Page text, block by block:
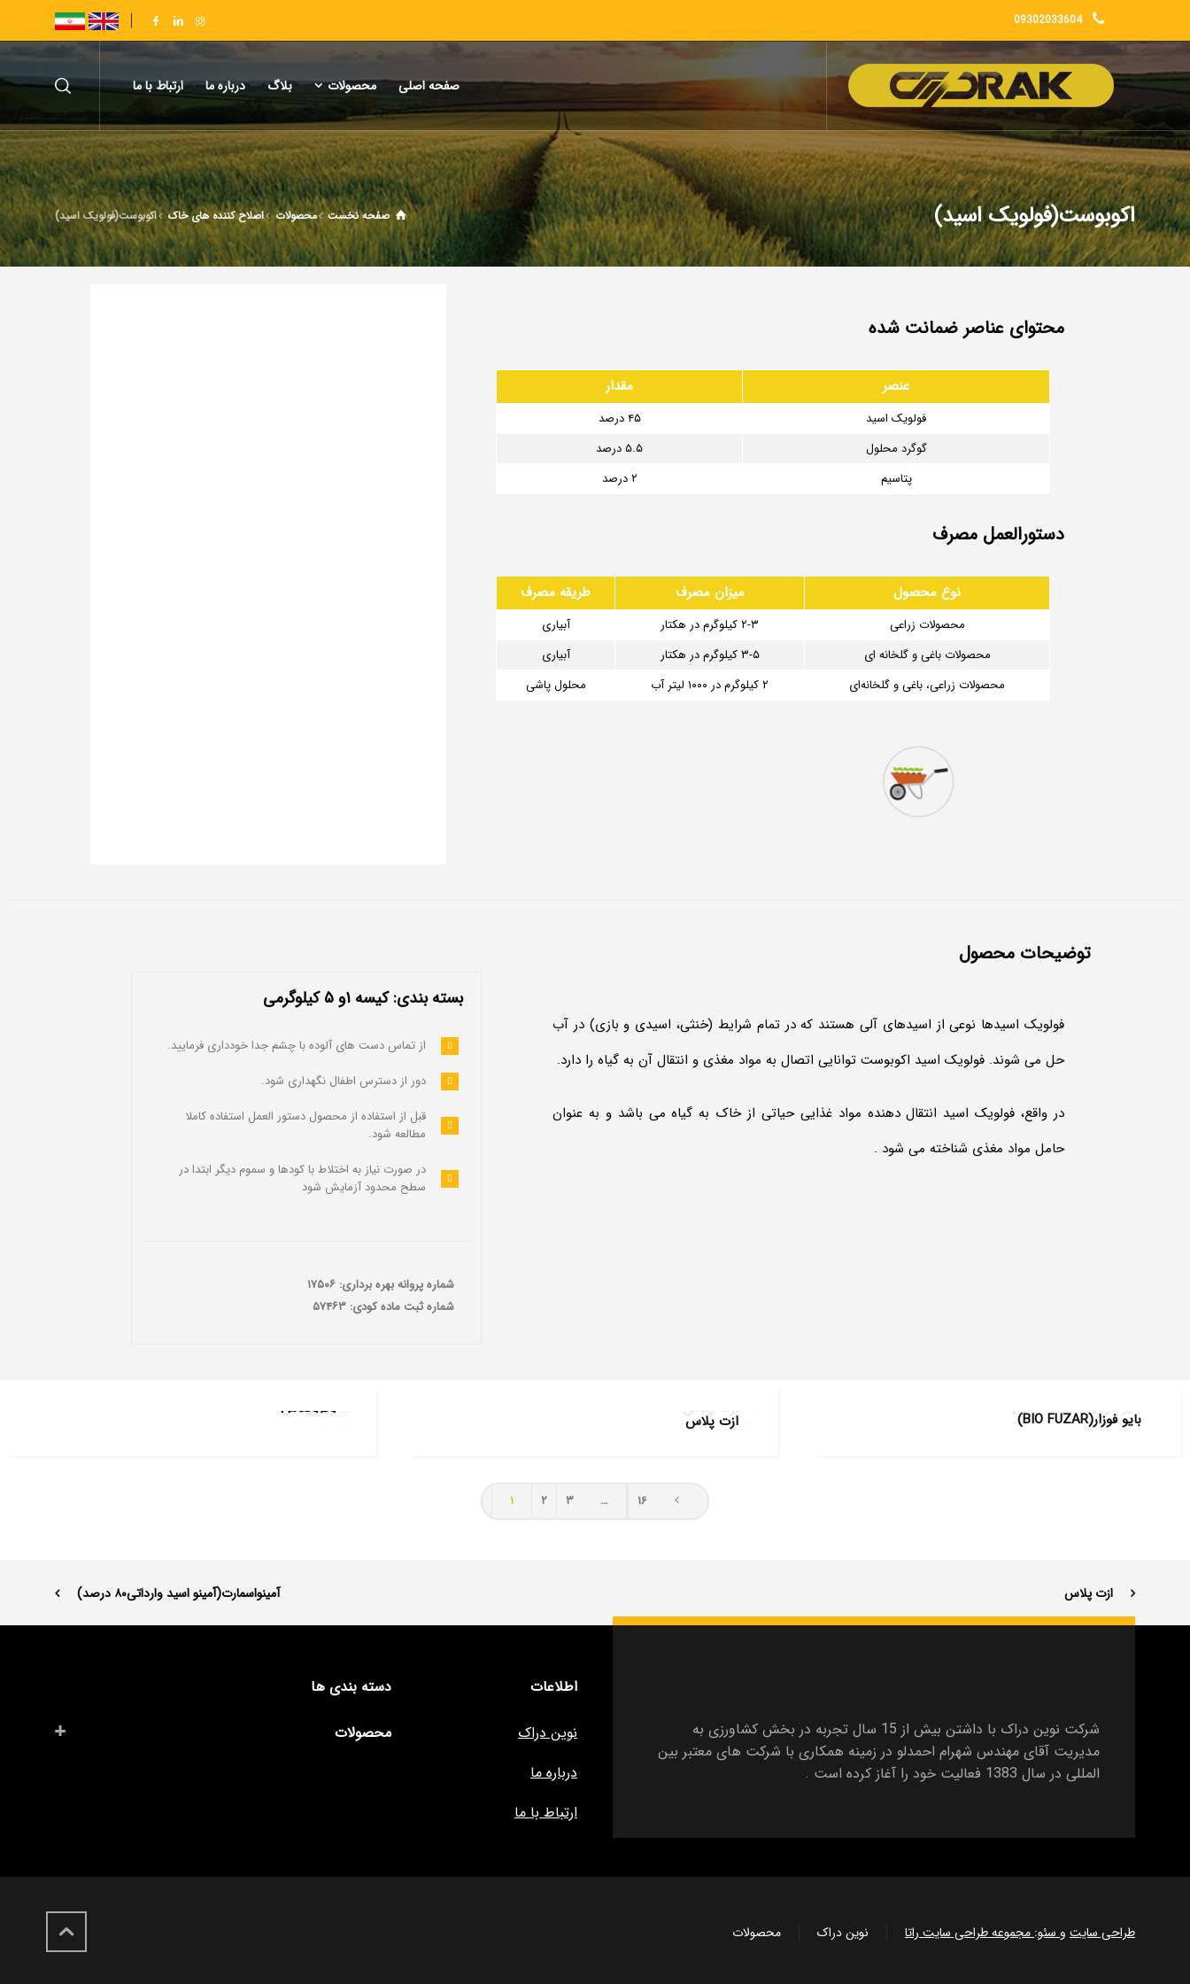
09302033604
صفحه اصلی محصولات بلاگ درباره ما ارتباط با ما
اکوبوست(فولویک اسید) صفحه نخست محصولات اصلاح کننده های خاک اکوبوست(فولویک اسید)
محتوای عناصر ضمانت شده
عنصر مقدار
فولویک اسید
۴۵ درصد
گوگرد محلول
۵.۵ درصد
پتاسیم
۲ درصد
دستورالعمل مصرف
نوع محصول میزان مصرف طریقه مصرف
محصولات زراعی ۲-۳ کیلوگرم در هکتار
آبیاری
محصولات باغی و گلخانه ای
۳-۵ کیلوگرم در هکتار
آبیاری
محصولات زراعی، باغی و گلخانه‌ای
۲ کیلوگرم در ۱۰۰۰ لیتر آب محلول پاشی
توضیحات محصول
فولویک اسیدها نوعی از اسیدهای آلی هستند که در تمام شرایط (خنثی، اسیدی و بازی) در آب
حل می شوند. فولویک اسید اکوبوست توانایی اتصال به مواد مغذی و انتقال آن به گیاه را دارد.
در واقع، فولویک اسید انتقال دهنده مواد غذایی حیاتی از خاک به گیاه می باشد و به عنوان
حامل مواد مغذی شناخته می شود .
بسته بندی: کیسه ۱و ۵ کیلوگرمی
از تماس دست هاى آلوده با چشم جدا خوددارى فرمایید.
دور از دسترس اطفال نگهدارى شود.
قبل از استفاده از محصول دستور العمل استفاده کاملا
مطالعه شود.
در صورت نیاز به اختلاط با کودها و سموم دیگر ابتدا در
سطح محدود آزمایش شود
شماره پروانه بهره برداری: ۱۷۵۰۶
شماره ثبت ماده کودی: ۵۷۴۶۳
بایو فوزار(BIO FUZAR)
بایو فوزار(BIO FUZAR)
ازت پلاس
ازت پلاس
ویروپلاس
۱ ۲ ۳ … ۱۶
ازت پلاس آمینواسمارت(آمینو اسید وارداتی۸۰ درصد)
شرکت نوین دراک با داشتن بیش از 15 سال تجربه در بخش کشاورزی به
مدیریت آقای مهندس شهرام احمدلو در زمینه همکاری با شرکت های معتبر بین
المللی در سال 1383 فعالیت خود را آغاز کرده است .
اطلاعات
نوین دراک
درباره ما
ارتباط با ما
دسته بندی ها
محصولات
طراحی سایت وسئو:مجموعه طراحی سایت راتا نوین دراک محصولات